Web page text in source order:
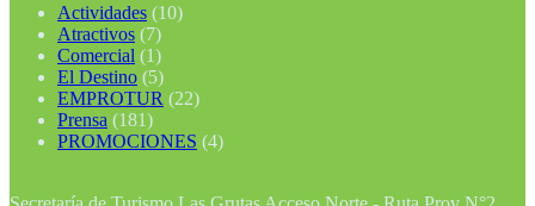
Actividades (10)
Atractivos (7)
Comercial (1)
El Destino (5)
EMPROTUR (22)
Prensa (181)
PROMOCIONES (4)